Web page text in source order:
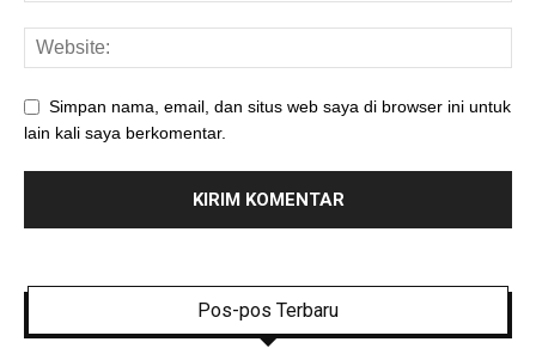
Simpan nama, email, dan situs web saya di browser ini untuk
lain kali saya berkomentar.
Pos-pos Terbaru